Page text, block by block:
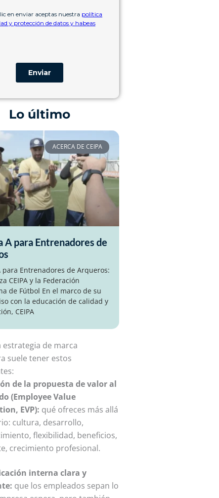
Lo último
ACERCA DE CEIPA
A para Entrenadores de
para Entrenadores de Arqueros:
CEIPA y la Federación
de Fútbol En el marco de su
con la educación de calidad y
CEIPA
estrategia de marca
suele tener estos
de la propuesta de valor al
(Employee Value
EVP): qué ofreces más allá
cultura, desarrollo,
flexibilidad, beneficios,
crecimiento profesional.
interna clara y
que los empleados sepan lo